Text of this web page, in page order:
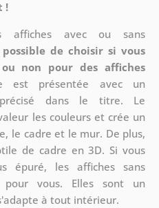
!
affiches avec ou sans
de choisir si vous
non pour des affiches
est présentée avec un
dans le titre. Le
les couleurs et crée un
le cadre et le mur. De plus,
de cadre en 3D. Si vous
épuré, les affiches sans
pour vous. Elles sont un
à tout intérieur.